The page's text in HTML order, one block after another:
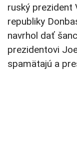
ruský prezident
republiky
navrhol dať
prezidentovi
spamätajú a